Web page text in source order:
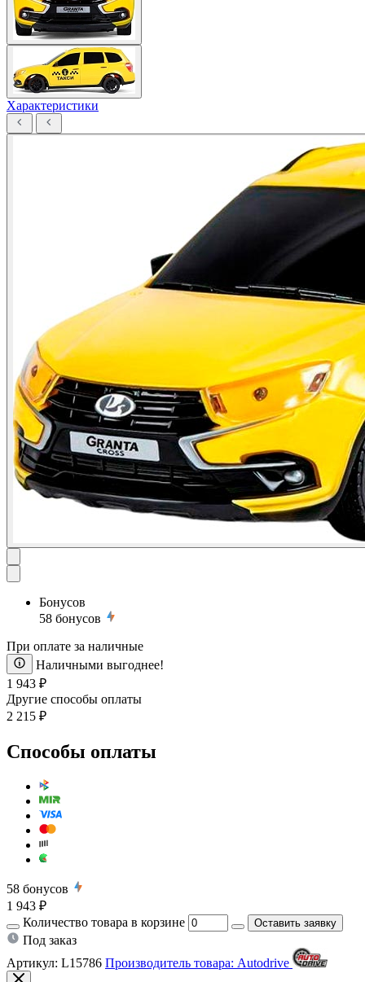
Характеристики
Бонусов
58 бонусов
При оплате за наличные
Наличными выгоднее!
1 943 ₽
Другие способы оплаты
2 215 ₽
Способы оплаты
58 бонусов
1 943 ₽
Количество товара в корзине
Оставить заявку
Под заказ
Артикул: L15786 Производитель товара: Autodrive